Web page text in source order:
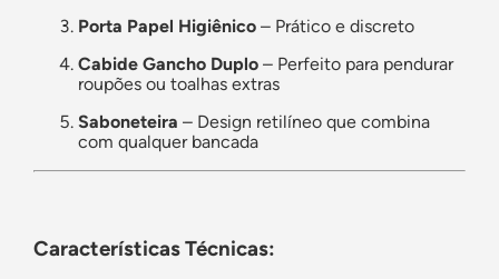
Porta Papel Higiênico – Prático e discreto
Cabide Gancho Duplo – Perfeito para pendurar
roupões ou toalhas extras
Saboneteira – Design retilíneo que combina
com qualquer bancada
Características Técnicas: